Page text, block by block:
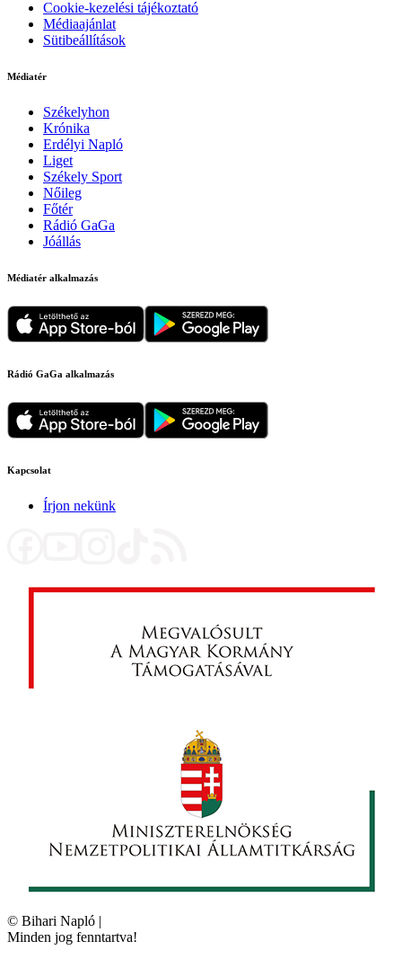
Cookie-kezelési tájékoztató
Médiaajánlat
Sütibeállítások
Médiatér
Székelyhon
Krónika
Erdélyi Napló
Liget
Székely Sport
Nőileg
Főtér
Rádió GaGa
Jóállás
Médiatér alkalmazás
Rádió GaGa alkalmazás
Kapcsolat
Írjon nekünk
© Bihari Napló |
Minden jog fenntartva!